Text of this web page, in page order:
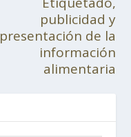
publicidad y
presentación de la
información
alimentaria